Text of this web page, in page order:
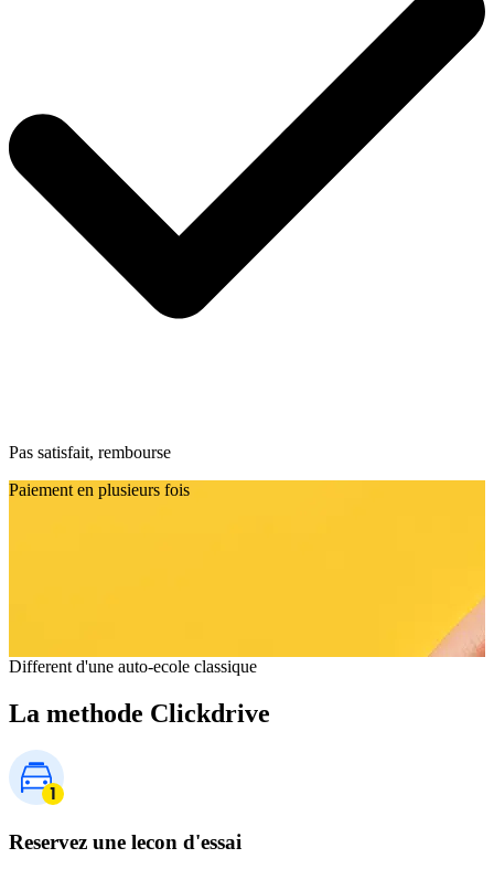
Pas satisfait, rembourse
Paiement en plusieurs fois
Different d'une auto-ecole classique
La methode Clickdrive
Reservez une lecon d'essai